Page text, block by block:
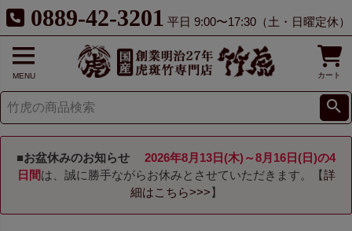
0889-42-3201 平日 9:00〜17:30（土・日曜定休）
MENU カート
■お盆休みのお知らせ
2026年8月13日(木)～8月16日(日)の4
日間は、誠に勝手ながらお休みとさせていただきます。【詳
細はこちら>>> 】